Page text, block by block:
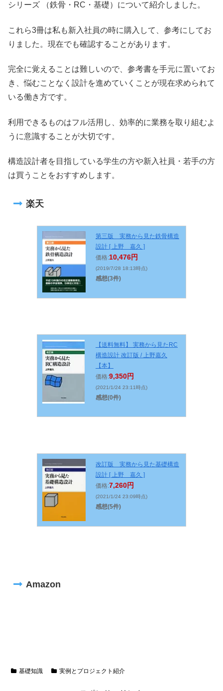
シリーズ （鉄骨・RC・基礎）について紹介しました。
これら3冊は私も新入社員の時に購入して、参考にしてお
りました。現在でも確認することがあります。
完全に覚えることは難しいので、参考書を手元に置いてお
き、悩むことなく設計を進めていくことが現在求められて
いる働き方です。
利用できるものはフル活用し、効率的に業務を取り組むよ
うに意識することが大切です。
構造設計者を目指している学生の方や新入社員・若手の方
は買うことをおすすめします。
楽天
第三版 実務から見た鉄骨構造
設計 [ 上野 嘉久 ]
価格:10,476円
(2019/7/28 18:13時点)
感想(3件)
【送料無料】 実務から見たRC
構造設計 改訂版 / 上野嘉久
【本】
価格:9,350円
(2021/1/24 23:11時点)
感想(0件)
改訂版 実務から見た基礎構造
設計 [ 上野 嘉久 ]
価格:7,260円
(2021/1/24 23:09時点)
感想(5件)
Amazon
基礎知識 実例とプロジェクト紹介